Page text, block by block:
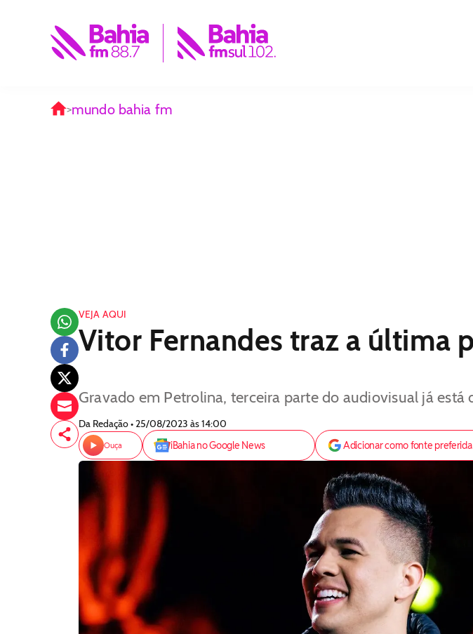
>mundo bahia fm
VEJA AQUI
Vitor Fernandes traz a última
Gravado em Petrolina, terceira parte do audiovisual já
Da Redação • 25/08/2023 às 14:00
Ouça iBahia no Google News Adicionar como fonte